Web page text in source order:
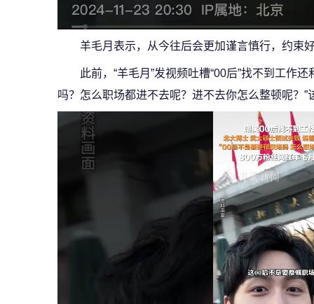
羊毛月表示，从今往后会更加谨言慎行，约束
此前，“羊毛月”发视频吐槽“00后”找不到工作
吗？怎么职场都进不去呢？进不去你怎么整顿呢？”